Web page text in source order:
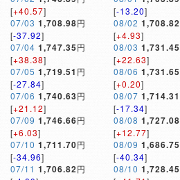
[+40.57]
07/03 1,708.98円
[-37.92]
07/04 1,747.35円
[+38.38]
07/05 1,719.51 円
[-27.84]
07/06 1,740.63円
[+21.12]
07/09 1,746.66円
[+6.03]
07/10 1,711.70円
[-34.96]
07/11 1,706.82円
[-13.20]
08/02 1,708.82
[+4.93]
08/03 1,731.45
[+22.63]
08/06 1,731.65
[+0.20]
08/07 1,714.31
[-17.34]
08/08 1,727.08
[+12.77]
08/09 1,686.75
[-40.34]
08/10 1,728.45